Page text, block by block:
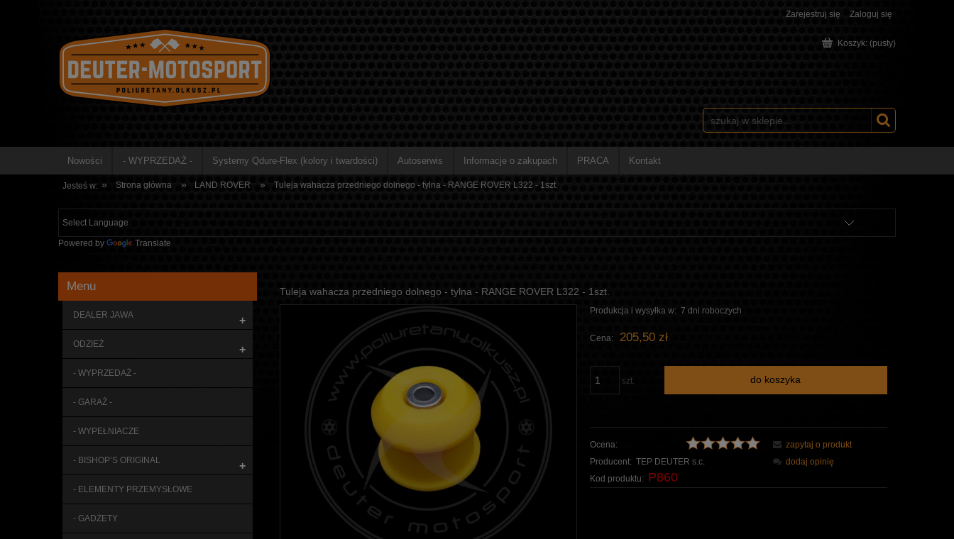
Zarejestruj się Zaloguj się
Koszyk: (pusty)
Nowości - WYPRZEDAŻ - Systemy Qdure-Flex (kolory i twardości) Autoserwis Informacje o zakupach PRACA Kontakt
Jesteś w: » Strona główna » LAND ROVER » Tuleja wahacza przedniego dolnego - tylna - RANGE ROVER L322 - 1szt.
Powered by Translate
Menu
DEALER JAWA +
ODZIEŻ +
- WYPRZEDAŻ -
- GARAŻ -
- WYPEŁNIACZE
- BISHOP’S ORIGINAL +
- ELEMENTY PRZEMYSŁOWE
- GADŻETY
Tuleja wahacza przedniego dolnego - tylna - RANGE ROVER L322 - 1szt.
Produkcja i wysyłka w: 7 dni roboczych
Cena: 205,50 zł
szt. do koszyka
Ocena:
Producent: TEP DEUTER s.c.
Kod produktu: P860
zapytaj o produkt
dodaj opinię